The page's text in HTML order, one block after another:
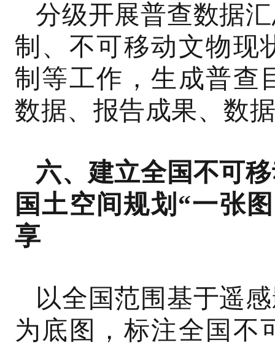
分级开展普查数据
制、不可移动文物现
制等工作，生成普查
数据、报告成果、数
六、建立全国不可
国土空间规划“一张
享
以全国范围基于遥
为底图，标注全国不